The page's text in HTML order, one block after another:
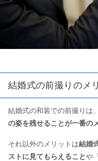
結婚式の前撮りのメ
結婚式の和装での前撮りは、
の姿を残せることが一番の
それ以外のメリットは結婚
ストに見てもらえることや